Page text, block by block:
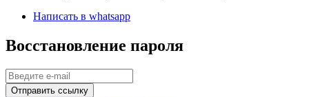
Написать в whatsapp
Восстановление пароля
Отправить ссылку